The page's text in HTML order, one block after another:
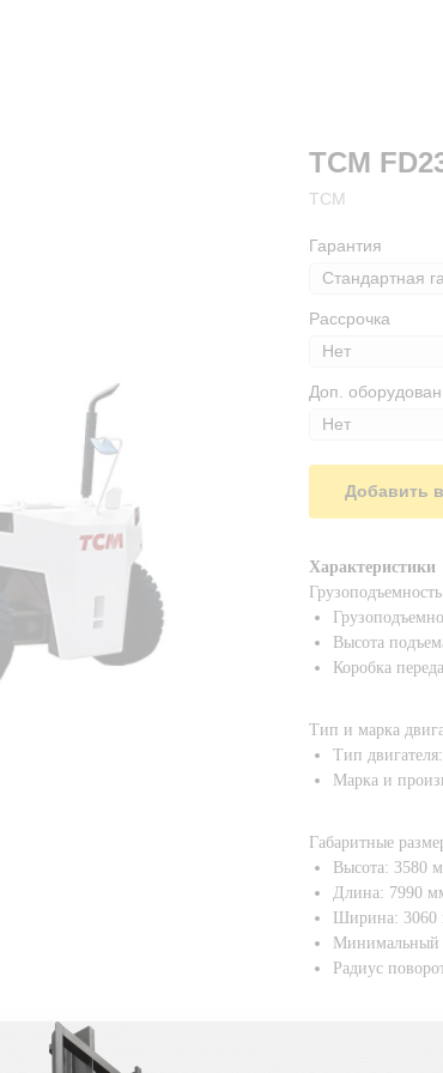
TCM
ТСМ
Гарантия
Рассрочка
Доп.
Добавить
Характеристики
Высота
Коробка
Тип и марка
Тип
Марка и
Габаритные
Высота: 3580
Длина: 7990
Ширина: 3060
Минимальный
Радиус